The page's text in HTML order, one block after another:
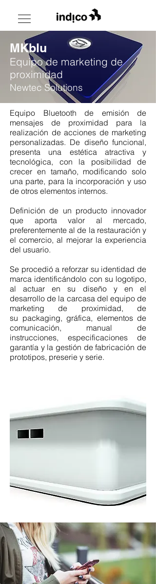
MKblu
Equipo de marketing de
proximidad
Newtec Solutions
Equipo Bluetooth de emisión de
mensajes de proximidad para la
realización de acciones de marketing
personalizadas. De diseño funcional,
presenta una estética atractiva y
tecnológica, con la posibilidad de
crecer en tamaño, modificando solo
una parte, para la incorporación y uso
de otros elementos internos.
Definición de un producto innovador
que aporta valor al mercado,
preferentemente al de la restauración y
el comercio, al mejorar la experiencia
del usuario.
Se procedió a reforzar su identidad de
marca identificándolo con su logotipo,
al actuar en su diseño y en el
desarrollo de la carcasa del equipo de
marketing de proximidad, de
su packaging, gráfica, elementos de
comunicación, manual de
instrucciones, especificaciones de
garantía y la gestión de fabricación de
prototipos, preserie y serie.